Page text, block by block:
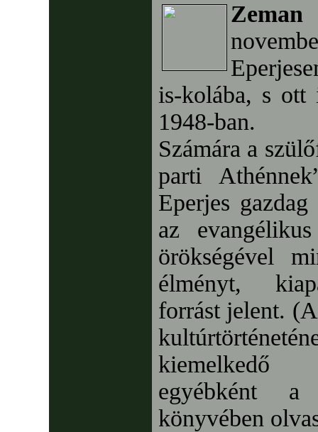
is-kolába, s
1948-ban.
Számára a
parti
Eperjes
az
örökségével
élményt,
forrást jelent.
kiemelkedő
egyébként a
könyvében